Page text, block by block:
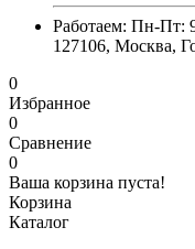
Работаем: Пн-Пт:
127106, Москва,
0
Избранное
0
Сравнение
0
Ваша корзина пуста!
Корзина
Каталог